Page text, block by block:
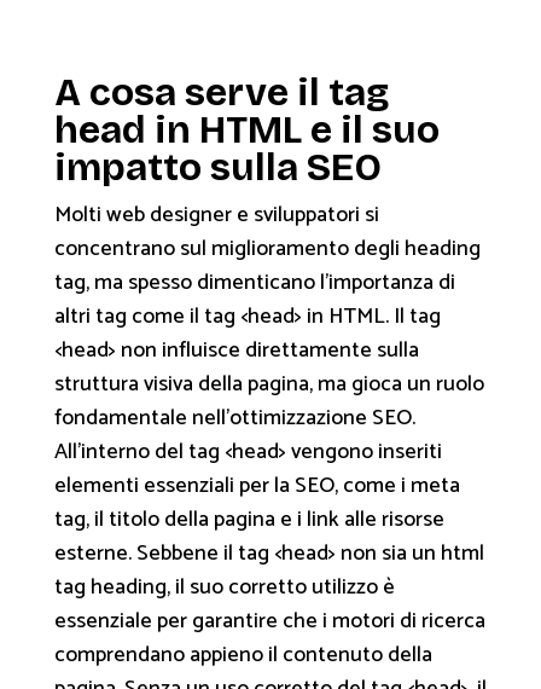
A cosa serve il tag
head in HTML e il suo
impatto sulla SEO
Molti web designer e sviluppatori si
concentrano sul miglioramento degli heading
tag, ma spesso dimenticano l'importanza di
altri tag come il tag <head> in HTML. Il tag
<head> non influisce direttamente sulla
struttura visiva della pagina, ma gioca un ruolo
fondamentale nell’ottimizzazione SEO.
All'interno del tag <head> vengono inseriti
elementi essenziali per la SEO, come i meta
tag, il titolo della pagina e i link alle risorse
esterne. Sebbene il tag <head> non sia un html
tag heading, il suo corretto utilizzo è
essenziale per garantire che i motori di ricerca
comprendano appieno il contenuto della